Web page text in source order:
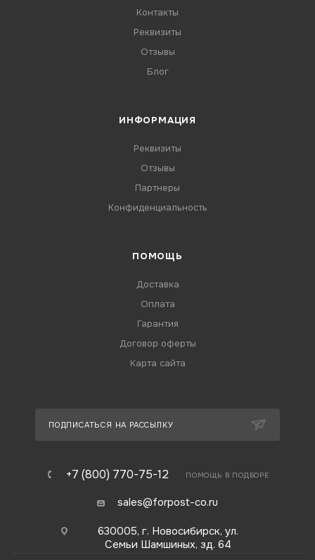
Контакты
Реквизиты
Отзывы
Блог
ИНФОРМАЦИЯ
Реквизиты
Отзывы
Партнеры
Конфиденциальность
ПОМОЩЬ
Доставка
Оплата
Гарантия
Договор оферты
Карта сайта
ПОДПИСАТЬСЯ НА РАССЫЛКУ
+7 (800) 770-75-12 ПОМОЩЬ В ПОДБОРЕ
sales@forpost-co.ru
630005, г. Новосибирск, ул.
Семьи Шамшиных, зд. 64